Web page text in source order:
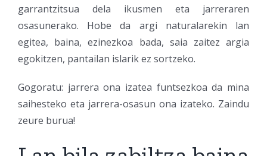
garrantzitsua dela ikusmen eta jarreraren
osasunerako. Hobe da argi naturalarekin lan
egitea, baina, ezinezkoa bada, saia zaitez argia
egokitzen, pantailan islarik ez sortzeko.
Gogoratu: jarrera ona izatea funtsezkoa da mina
saihesteko eta jarrera-osasun ona izateko. Zaindu
zeure burua!